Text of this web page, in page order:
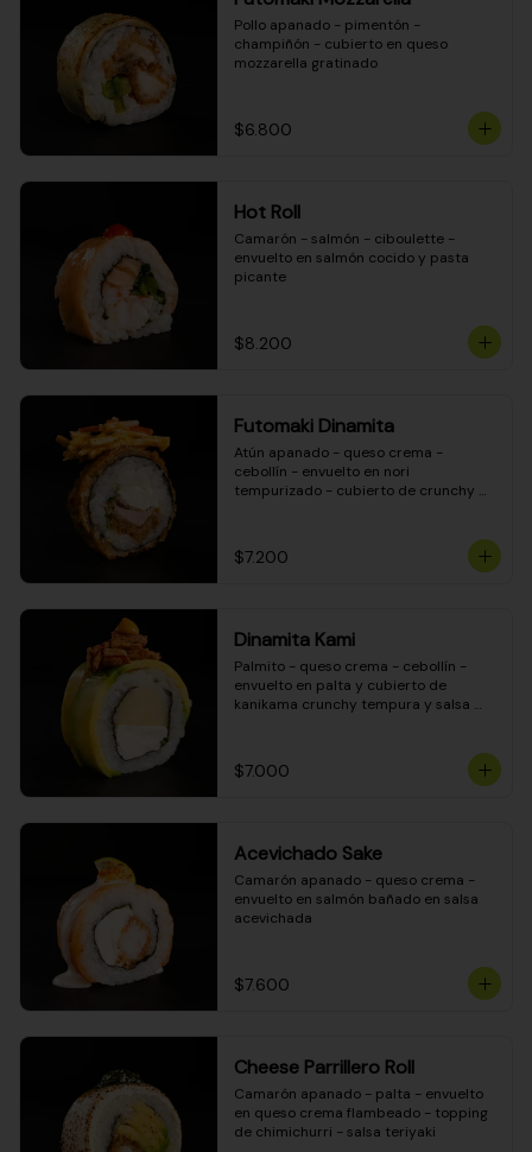
Pollo apanado - pimentón -
champiñón - cubierto en queso
mozzarella gratinado
$6.800
Hot Roll
Camarón - salmón - ciboulette -
envuelto en salmón cocido y pasta
picante
$8.200
Futomaki Dinamita
Atún apanado - queso crema -
cebollín - envuelto en nori
tempurizado - cubierto de crunchy
$7.200
Dinamita Kami
Palmito - queso crema - cebollín -
envuelto en palta y cubierto de
kanikama crunchy tempura y salsa
$7.000
Acevichado Sake
Camarón apanado - queso crema -
envuelto en salmón bañado en salsa
acevichada
$7.600
Cheese Parrillero Roll
Camarón apanado - palta - envuelto
en queso crema flambeado - topping
de chimichurri - salsa teriyaki